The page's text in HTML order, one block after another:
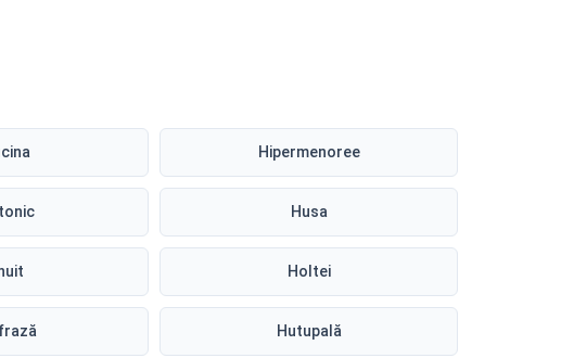
Hipermenoree
Husa
Holtei
Hutupală